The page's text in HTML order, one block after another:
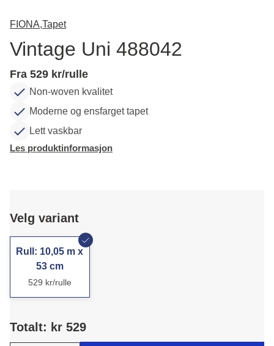
FIONA,Tapet
Vintage Uni 488042
Fra 529 kr/rulle
Non-woven kvalitet
Moderne og ensfarget tapet
Lett vaskbar
Les produktinformasjon
Velg variant
Rull: 10,05 m x
53 cm
529 kr/rulle
Totalt: kr 529